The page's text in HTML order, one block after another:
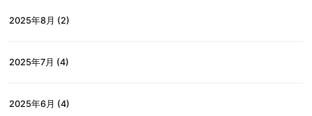
2025年8月 (2)
2025年7月 (4)
2025年6月 (4)